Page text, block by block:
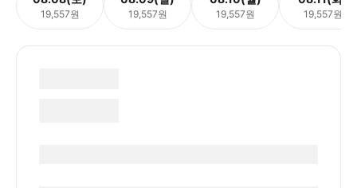
19,557원 19,557원 19,557원 19,557원